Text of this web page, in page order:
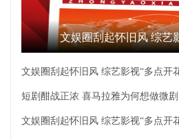
文娱圈刮起怀旧风 综艺
文娱圈刮起怀旧风 综艺影视“多点开
短剧酣战正浓 喜马拉雅为何想做微剧
文娱圈刮起怀旧风 综艺影视“多点开